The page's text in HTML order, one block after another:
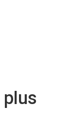
plus